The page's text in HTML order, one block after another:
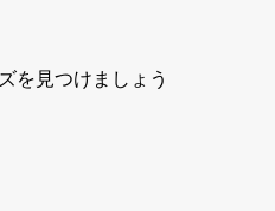
を見つけましょう